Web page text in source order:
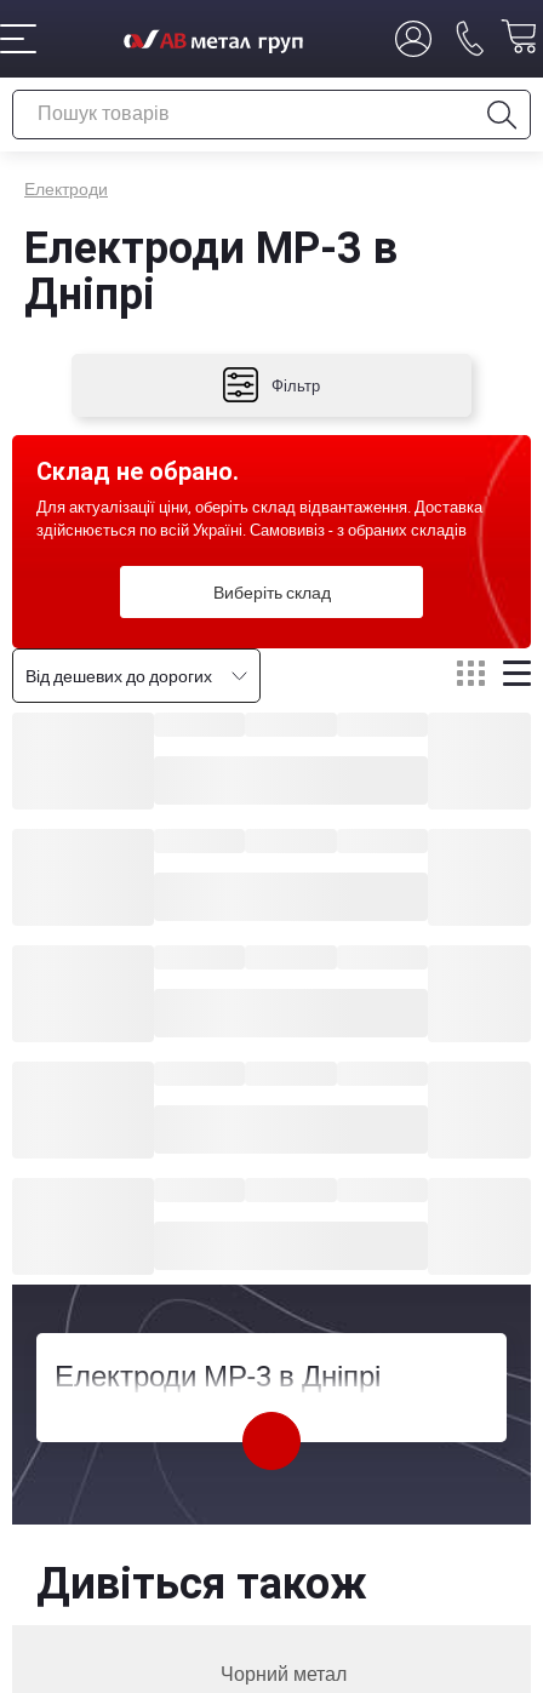
Електроди
Електроди МР-3 в
Дніпрі
Фільтр
Склад не обрано.
Для актуалізації ціни, оберіть склад відвантаження. Доставка
здійснюється по всій Україні. Самовивіз - з обраних складів
Виберіть склад
Від дешевих до дорогих
Електроди МР-3 в Дніпрі
Дивіться також
Чорний метал